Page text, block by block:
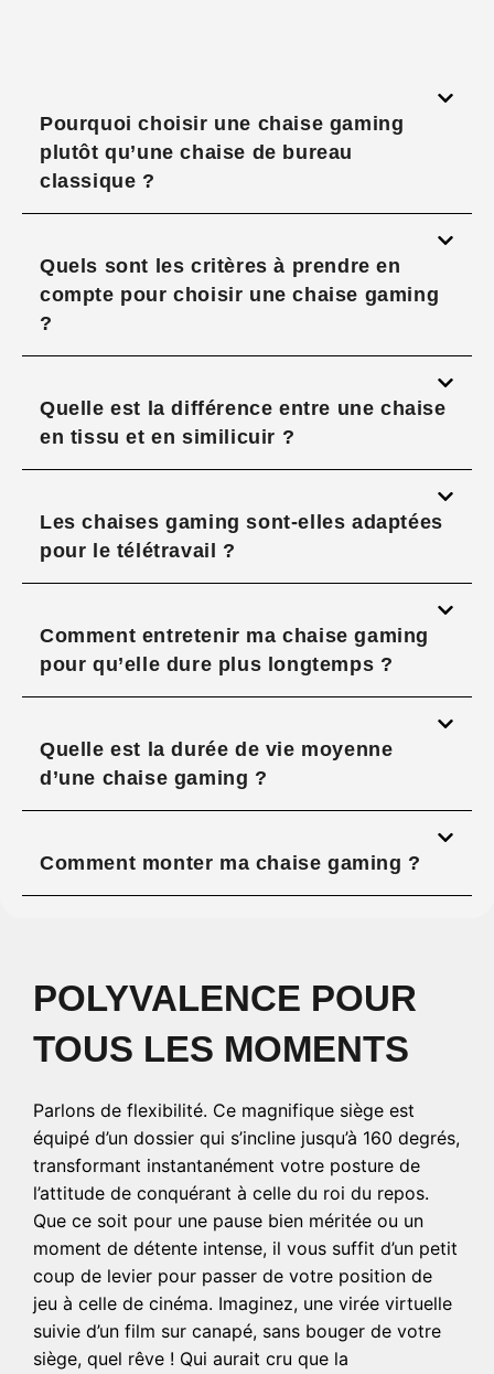
Pourquoi choisir une chaise gaming
plutôt qu’une chaise de bureau
classique ?
Quels sont les critères à prendre en
compte pour choisir une chaise gaming
?
Quelle est la différence entre une chaise
en tissu et en similicuir ?
Les chaises gaming sont-elles adaptées
pour le télétravail ?
Comment entretenir ma chaise gaming
pour qu’elle dure plus longtemps ?
Quelle est la durée de vie moyenne
d’une chaise gaming ?
Comment monter ma chaise gaming ?
POLYVALENCE POUR
TOUS LES MOMENTS
Parlons de flexibilité. Ce magnifique siège est
équipé d’un dossier qui s’incline jusqu’à 160 degrés,
transformant instantanément votre posture de
l’attitude de conquérant à celle du roi du repos.
Que ce soit pour une pause bien méritée ou un
moment de détente intense, il vous suffit d’un petit
coup de levier pour passer de votre position de
jeu à celle de cinéma. Imaginez, une virée virtuelle
suivie d’un film sur canapé, sans bouger de votre
siège, quel rêve ! Qui aurait cru que la